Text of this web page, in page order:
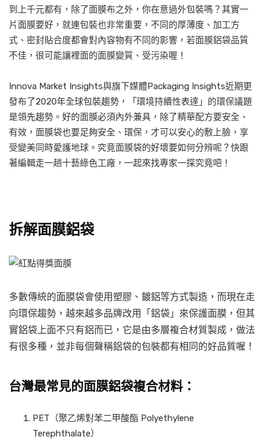
到上千元都有，除了面膜布之外，你在意過外包裝嗎？其實一
片面膜要好，就連包裝也非常重要，不同的厚薄度、加工方
式、密封貼合度都會對內容物有不同的影響，若面膜鋁袋品質
不佳，很可能讓裡面的面膜變質、受污染喔！
Innova Market Insights與旗下媒體Packaging Insights近期更
發布了2020年全球包裝趨勢，「環境持續性表達」的環保議題
是領先趨勢。好的面膜必須內外兼具，除了精華配方要安全、
有效，面膜袋也要足夠安全、環保，才可以安心的敷上臉，享
受變美同時愛護地球。究竟面膜袋的好壞要如何分辨呢？快跟
著編輯走一趟十藝綠色工廠，一起來找專家一探究竟吧！
拆解面膜鋁袋
多數傳統的面膜袋會使用塑膠、鍍鋁等方式製造，而現在走
向環保趨勢，越來越多品牌改用「鋁袋」來保護面膜，但其
實鋁袋上面不只有鋁而已，它是由多層複合材質製成，做法
有很多種，並非每個聲稱鋁袋的包裝都有相同的好品質喔！
台灣最常見的面膜鋁袋複合材料：
PET（聚乙烯對苯二甲酸酯 Polyethylene
Terephthalate）